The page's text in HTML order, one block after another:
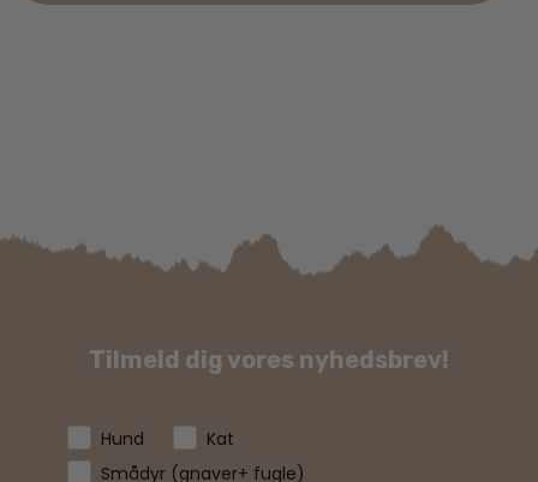
Tilmeld dig vores nyhedsbrev!
Hund
Kat
Smådyr (gnaver+ fugle)